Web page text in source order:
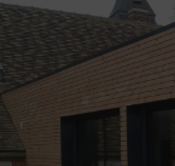
Panneau de gestion